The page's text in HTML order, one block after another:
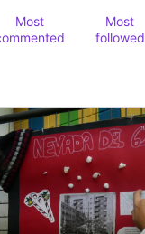
Most
Most
followed